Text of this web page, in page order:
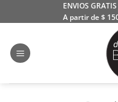
al
ENVIOS
A partir de $